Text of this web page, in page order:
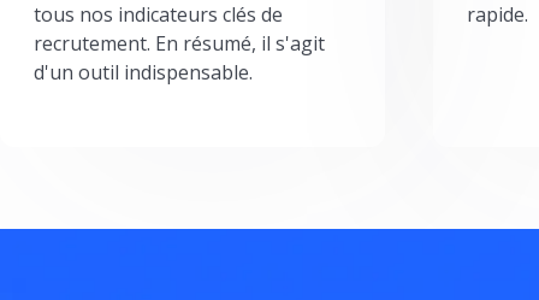
tous nos indicateurs clés de
recrutement. En résumé, il s'agit
d'un outil indispensable.
rapide.